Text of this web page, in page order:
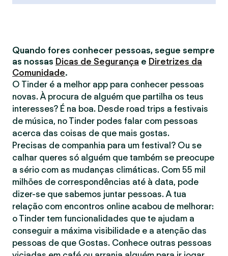
Quando fores conhecer pessoas, segue sempre
as nossas Dicas de Segurança e Diretrizes da
Comunidade.
O Tinder é a melhor app para conhecer pessoas
novas. À procura de alguém que partilha os teus
interesses? É na boa. Desde road trips a festivais
de música, no Tinder podes falar com pessoas
acerca das coisas de que mais gostas.
Precisas de companhia para um festival? Ou se
calhar queres só alguém que também se preocupe
a sério com as mudanças climáticas. Com 55 mil
milhões de correspondências até à data, pode
dizer-se que sabemos juntar pessoas. A tua
relação com encontros online acabou de melhorar:
o Tinder tem funcionalidades que te ajudam a
conseguir a máxima visibilidade e a atenção das
pessoas de que Gostas. Conhece outras pessoas